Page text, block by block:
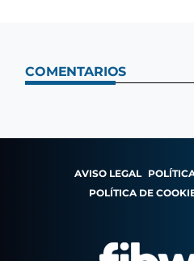
COMENTARIOS
AVISO LEGAL
POLÍTICA DE